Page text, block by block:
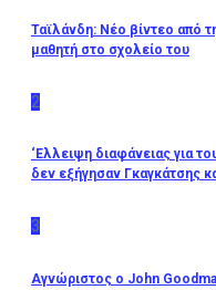
Ταϊλάνδη: Νέο βίντεο από
μαθητή στο σχολείο του
2
‘Ελλειψη διαφάνειας για
δεν εξήγησαν Γκαγκάτσης
3
Αγνώριστος ο John